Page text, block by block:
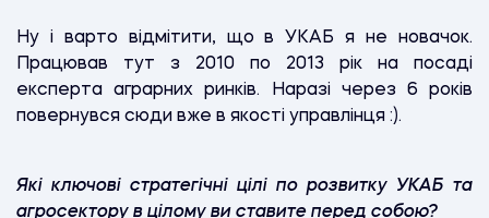
Ну і варто відмітити, що в УКАБ я не новачок.
Працював тут з 2010 по 2013 рік на посаді
експерта аграрних ринків. Наразі через 6 років
повернувся сюди вже в якості управлінця :).
Які ключові стратегічні цілі по розвитку УКАБ та
агросектору в цілому ви ставите перед собою?